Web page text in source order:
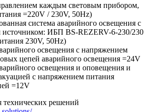
каждым световым прибором,
=220V / 230V, 50Hz)
система аварийного освещения с
источником: ИБП BS-REZERV-6-230/230
230V, 50Hz)
освещения с напряжением
цепей аварийного освещения =24V
освещения и оповещения и
с напряжением питания
=12V
решений